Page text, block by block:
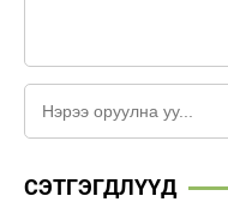
СЭТГЭГДЛҮҮД